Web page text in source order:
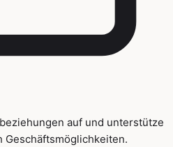
auf und unterstütze
Geschäftsmöglichkeiten.